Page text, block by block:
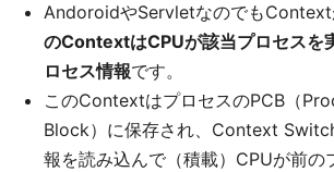
AndoroidやServletなのでもContext
のContextはCPUが該当プロセスを
ロセス情報です。
このContextはプロセスのPCB（
Block）に保存され、Context
報を読み込んで（積載）CPUが前の